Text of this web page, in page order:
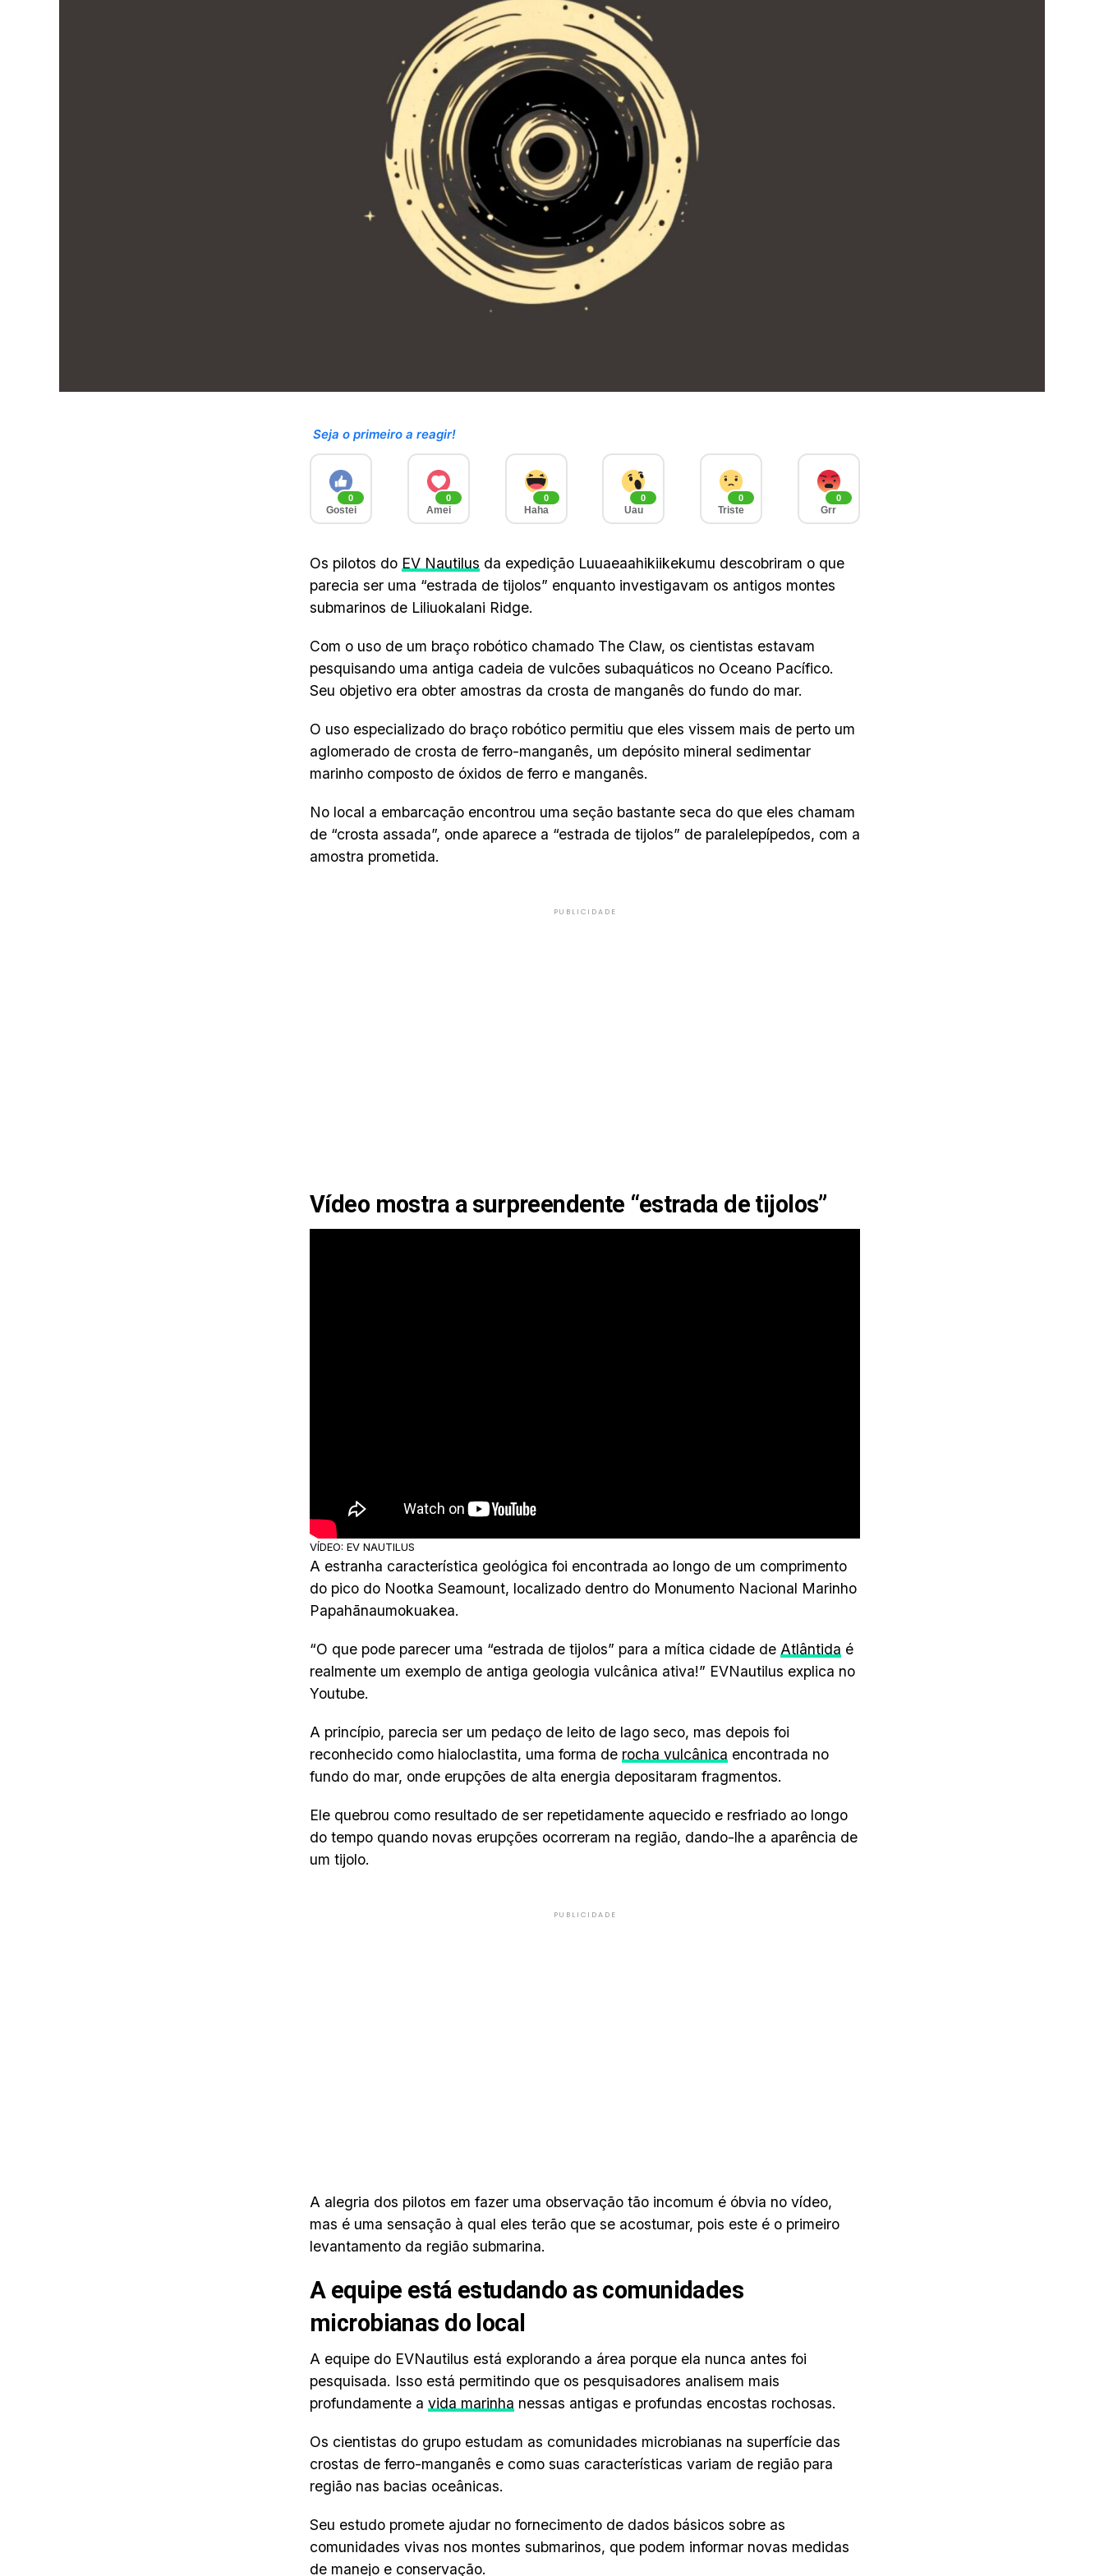
Seja o primeiro a reagir!
0
Gostei
0
Amei
0
Haha
0
Uau
0
Triste
0
Grr
Os pilotos do EV Nautilus da expedição Luuaeaahikiikekumu descobriram o que
parecia ser uma “estrada de tijolos” enquanto investigavam os antigos montes
submarinos de Liliuokalani Ridge.
Com o uso de um braço robótico chamado The Claw, os cientistas estavam
pesquisando uma antiga cadeia de vulcões subaquáticos no Oceano Pacífico.
Seu objetivo era obter amostras da crosta de manganês do fundo do mar.
O uso especializado do braço robótico permitiu que eles vissem mais de perto um
aglomerado de crosta de ferro-manganês, um depósito mineral sedimentar
marinho composto de óxidos de ferro e manganês.
No local a embarcação encontrou uma seção bastante seca do que eles chamam
de “crosta assada”, onde aparece a “estrada de tijolos” de paralelepípedos, com a
amostra prometida.
PUBLICIDADE
Vídeo mostra a surpreendente “estrada de tijolos”
VÍDEO: EV NAUTILUS
A estranha característica geológica foi encontrada ao longo de um comprimento
do pico do Nootka Seamount, localizado dentro do Monumento Nacional Marinho
Papahānaumokuakea.
“O que pode parecer uma “estrada de tijolos” para a mítica cidade de Atlântida é
realmente um exemplo de antiga geologia vulcânica ativa!” EVNautilus explica no
Youtube.
A princípio, parecia ser um pedaço de leito de lago seco, mas depois foi
reconhecido como hialoclastita, uma forma de rocha vulcânica encontrada no
fundo do mar, onde erupções de alta energia depositaram fragmentos.
Ele quebrou como resultado de ser repetidamente aquecido e resfriado ao longo
do tempo quando novas erupções ocorreram na região, dando-lhe a aparência de
um tijolo.
PUBLICIDADE
A alegria dos pilotos em fazer uma observação tão incomum é óbvia no vídeo,
mas é uma sensação à qual eles terão que se acostumar, pois este é o primeiro
levantamento da região submarina.
A equipe está estudando as comunidades
microbianas do local
A equipe do EVNautilus está explorando a área porque ela nunca antes foi
pesquisada. Isso está permitindo que os pesquisadores analisem mais
profundamente a vida marinha nessas antigas e profundas encostas rochosas.
Os cientistas do grupo estudam as comunidades microbianas na superfície das
crostas de ferro-manganês e como suas características variam de região para
região nas bacias oceânicas.
Seu estudo promete ajudar no fornecimento de dados básicos sobre as
comunidades vivas nos montes submarinos, que podem informar novas medidas
de manejo e conservação.